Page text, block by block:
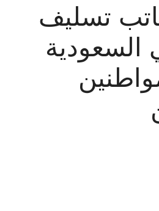
تسليف
للمواطنين